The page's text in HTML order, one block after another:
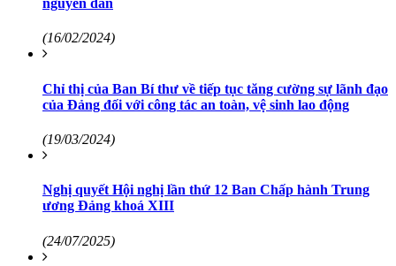
nguyên đán
(16/02/2024)
Chỉ thị của Ban Bí thư về tiếp tục tăng cường sự lãnh đạo
của Đảng đối với công tác an toàn, vệ sinh lao động
(19/03/2024)
Nghị quyết Hội nghị lần thứ 12 Ban Chấp hành Trung
ương Đảng khoá XIII
(24/07/2025)